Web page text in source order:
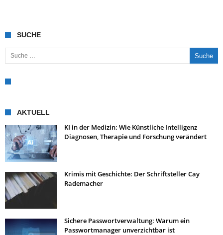
SUCHE
Suche nach:
AKTUELL
KI in der Medizin: Wie Künstliche Intelligenz
Diagnosen, Therapie und Forschung verändert
Krimis mit Geschichte: Der Schriftsteller Cay
Rademacher
Sichere Passwortverwaltung: Warum ein
Passwortmanager unverzichtbar ist